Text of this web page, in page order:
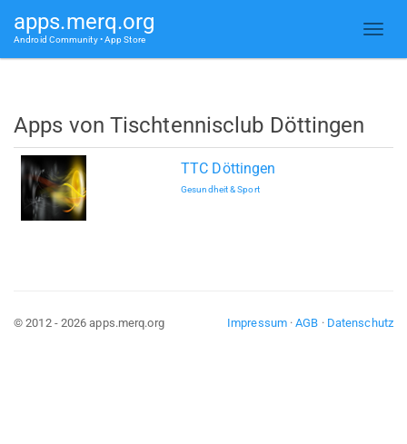
apps.merq.org
Android Community • App Store
Apps von Tischtennisclub Döttingen
TTC Döttingen
Gesundheit & Sport
Impressum·AGB · Datenschutz
© 2012 - 2026 apps.merq.org